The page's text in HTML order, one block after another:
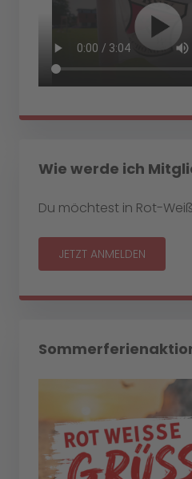
Wie werde ich
Du möchtest in Rot-
JETZT ANMELDEN